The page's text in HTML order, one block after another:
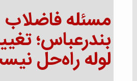
مسئله فاضلاب
بندرعباس؛
لوله راه‌حل